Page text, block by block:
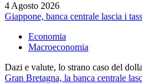
4 Agosto 2026
Giappone, banca centrale lascia i
Economia
Macroeconomia
Dazi e valute, lo strano caso del
Gran Bretagna, la banca centrale